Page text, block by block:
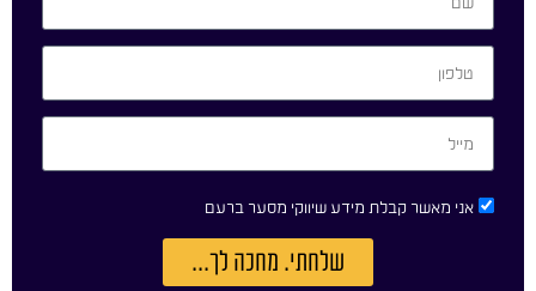
אני מאשר קבלת מידע שיווקי מסער ברעם
שלחתי. מחכה לך...